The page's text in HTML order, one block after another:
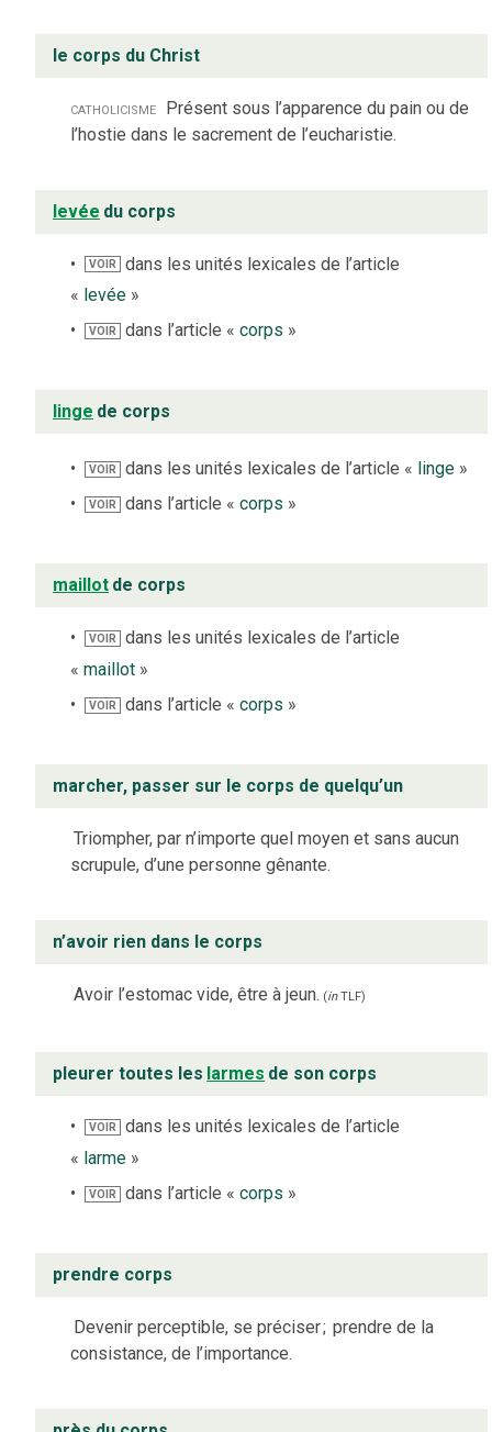
le corps du Christ
catholicisme Présent sous l’apparence du pain ou de
l’hostie dans le sacrement de l’eucharistie.
levée du corps
VOIR
dans les unités lexicales de l’article
« levée »
VOIR dans l’article «corps »
linge de corps
VOIR dans les unités lexicales de l’article « linge »
VOIR dans l’article «corps »
maillot de corps
VOIR
dans les unités lexicales de l’article
« maillot »
VOIR dans l’article «corps »
marcher, passer sur le corps de quelqu’un
Triompher, par n’importe quel moyen et sans aucun
scrupule, d’une personne gênante.
n’avoir rien dans le corps
Avoir l’estomac vide, être à jeun. (inTLF)
pleurer toutes les larmes de son corps
VOIR
dans les unités lexicales de l’article
« larme »
VOIR dans l’article «corps »
prendre corps
Devenir perceptible, se préciser; prendre de la
consistance, de l’importance.